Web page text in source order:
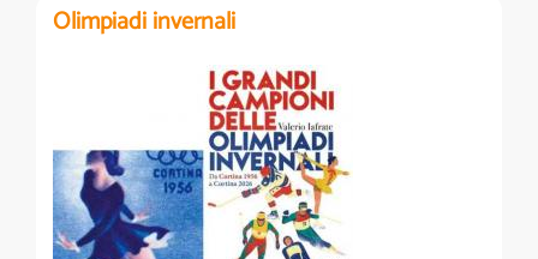
Olimpiadi invernali